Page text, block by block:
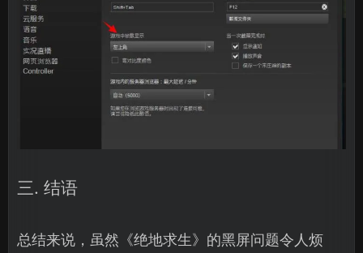
三. 结语
总结来说，虽然《绝地求生》的黑屏问题令人烦